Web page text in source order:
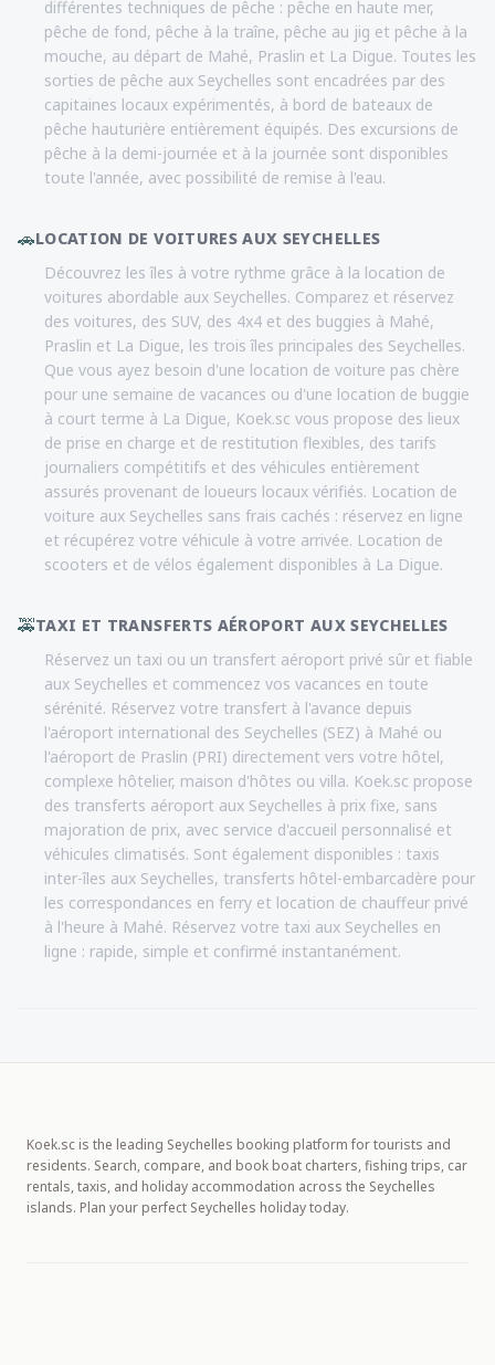
différentes techniques de pêche : pêche en haute mer,
pêche de fond, pêche à la traîne, pêche au jig et pêche à la
mouche, au départ de Mahé, Praslin et La Digue. Toutes les
sorties de pêche aux Seychelles sont encadrées par des
capitaines locaux expérimentés, à bord de bateaux de
pêche hauturière entièrement équipés. Des excursions de
pêche à la demi-journée et à la journée sont disponibles
toute l'année, avec possibilité de remise à l'eau.
🚗LOCATION DE VOITURES AUX SEYCHELLES
Découvrez les îles à votre rythme grâce à la location de
voitures abordable aux Seychelles. Comparez et réservez
des voitures, des SUV, des 4x4 et des buggies à Mahé,
Praslin et La Digue, les trois îles principales des Seychelles.
Que vous ayez besoin d'une location de voiture pas chère
pour une semaine de vacances ou d'une location de buggie
à court terme à La Digue, Koek.sc vous propose des lieux
de prise en charge et de restitution flexibles, des tarifs
journaliers compétitifs et des véhicules entièrement
assurés provenant de loueurs locaux vérifiés. Location de
voiture aux Seychelles sans frais cachés : réservez en ligne
et récupérez votre véhicule à votre arrivée. Location de
scooters et de vélos également disponibles à La Digue.
🚕TAXI ET TRANSFERTS AÉROPORT AUX SEYCHELLES
Réservez un taxi ou un transfert aéroport privé sûr et fiable
aux Seychelles et commencez vos vacances en toute
sérénité. Réservez votre transfert à l'avance depuis
l'aéroport international des Seychelles (SEZ) à Mahé ou
l'aéroport de Praslin (PRI) directement vers votre hôtel,
complexe hôtelier, maison d'hôtes ou villa. Koek.sc propose
des transferts aéroport aux Seychelles à prix fixe, sans
majoration de prix, avec service d'accueil personnalisé et
véhicules climatisés. Sont également disponibles : taxis
inter-îles aux Seychelles, transferts hôtel-embarcadère pour
les correspondances en ferry et location de chauffeur privé
à l'heure à Mahé. Réservez votre taxi aux Seychelles en
ligne : rapide, simple et confirmé instantanément.
Koek.sc is the leading Seychelles booking platform for tourists and
residents. Search, compare, and book boat charters, fishing trips, car
rentals, taxis, and holiday accommodation across the Seychelles
islands. Plan your perfect Seychelles holiday today.